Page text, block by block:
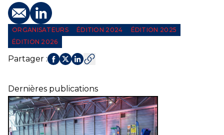
E-mailProfil LinkedIn
ORGANISATEURS ÉDITION 2024
ÉDITION 2025
ÉDITION 2026
Partager :
Dernières publications